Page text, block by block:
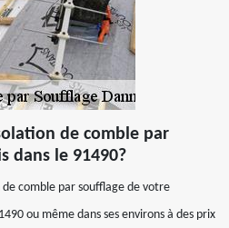
de comble par
dans le 91490?
comble par soufflage de votre
ou même dans ses environs à des prix